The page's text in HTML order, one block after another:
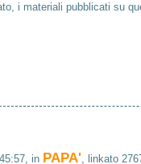
i materiali pubblicati su
in PAPA' , linkato